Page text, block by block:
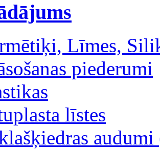
Līmes,
piederumi
līstes
audumi